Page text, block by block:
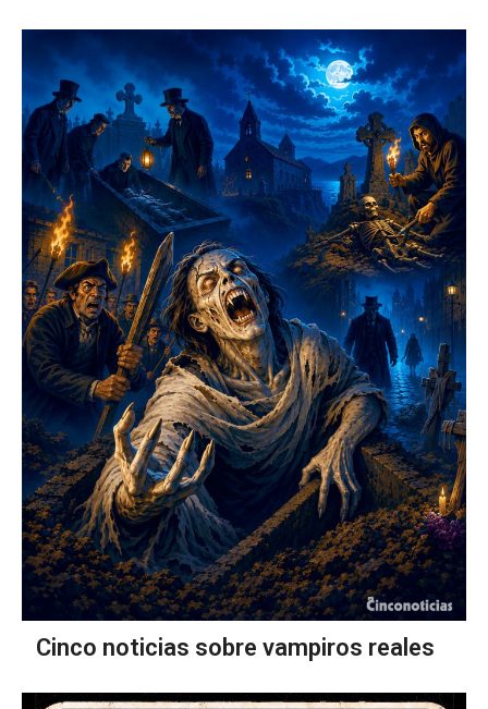
Cinco noticias sobre vampiros reales